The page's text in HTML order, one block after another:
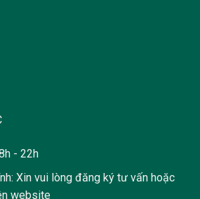
- 22h
Xin vui lòng đăng ký tư vấn hoặc
website